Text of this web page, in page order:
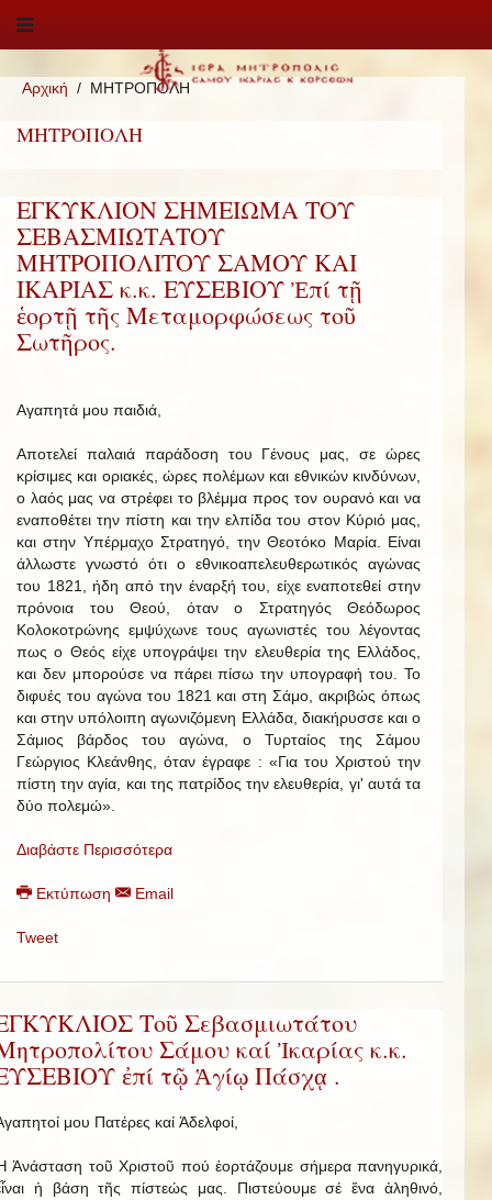
Αρχική ΜΗΤΡΟΠΟΛΗ
ΜΗΤΡΟΠΟΛΗ
ΕΓΚΥΚΛΙΟΝ ΣΗΜΕΙΩΜΑ ΤΟΥ
ΣΕΒΑΣΜΙΩΤΑΤΟΥ
ΜΗΤΡΟΠΟΛΙΤΟΥ ΣΑΜΟΥ ΚΑΙ
ΙΚΑΡΙΑΣ κ.κ. ΕΥΣΕΒΙΟΥ Ἐπί τῇ
ἑορτῇ τῆς Μεταμορφώσεως τοῦ
Σωτῆρος.
Αγαπητά μου παιδιά,
Αποτελεί παλαιά παράδοση του Γένους μας, σε ώρες
κρίσιμες και οριακές, ώρες πολέμων και εθνικών κινδύνων,
ο λαός μας να στρέφει το βλέμμα προς τον ουρανό και να
εναποθέτει την πίστη και την ελπίδα του στον Κύριό μας,
και στην Υπέρμαχο Στρατηγό, την Θεοτόκο Μαρία. Είναι
άλλωστε γνωστό ότι ο εθνικοαπελευθερωτικός αγώνας
του 1821, ήδη από την έναρξή του, είχε εναποτεθεί στην
πρόνοια του Θεού, όταν ο Στρατηγός Θεόδωρος
Κολοκοτρώνης εμψύχωνε τους αγωνιστές του λέγοντας
πως ο Θεός είχε υπογράψει την ελευθερία της Ελλάδος,
και δεν μπορούσε να πάρει πίσω την υπογραφή του. Το
διφυές του αγώνα του 1821 και στη Σάμο, ακριβώς όπως
και στην υπόλοιπη αγωνιζόμενη Ελλάδα, διακήρυσσε και ο
Σάμιος βάρδος του αγώνα, ο Τυρταίος της Σάμου
Γεώργιος Κλεάνθης, όταν έγραφε : «Για του Χριστού την
πίστη την αγία, και της πατρίδος την ελευθερία, γι' αυτά τα
δύο πολεμώ».
Διαβάστε Περισσότερα
Εκτύπωση Email
Tweet
Τοῦ Σεβασμιωτάτου
Σάμου καί Ἰκαρίας κ.κ.
ἐπί τῷ Ἁγίῳ Πάσχᾳ .
μου Πατέρες καί Ἀδελφοί,
Ἀνάσταση τοῦ Χριστοῦ πού ἑορτάζουμε σήμερα πανηγυρικά,
ἡ βάση τῆς πίστεώς μας. Πιστεύουμε σέ ἕνα ἀληθινό,